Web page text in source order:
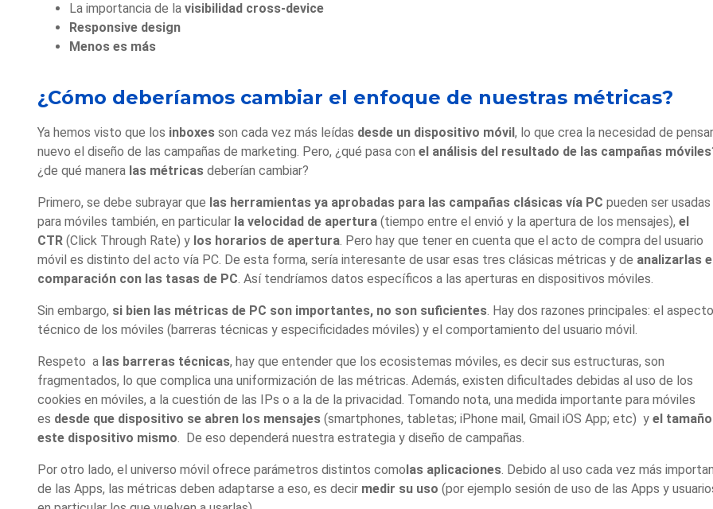
La importancia de la visibilidad cross-device
Responsive design
Menos es más
¿Cómo deberíamos cambiar el enfoque de nuestras métricas?
Ya hemos visto que los inboxes son cada vez más leídas desde un dispositivo móvil, lo que crea la necesidad de
nuevo el diseño de las campañas de marketing. Pero, ¿qué pasa con el análisis del resultado de las campañas móviles
¿de qué manera las métricas deberían cambiar?
Primero, se debe subrayar que las herramientas ya aprobadas para las campañas clásicas vía PC pueden ser usadas
para móviles también, en particular la velocidad de apertura (tiempo entre el envió y la apertura de los mensajes), el
CTR (Click Through Rate) y los horarios de apertura. Pero hay que tener en cuenta que el acto de compra del usuario
móvil es distinto del acto vía PC. De esta forma, sería interesante de usar esas tres clásicas métricas y de analizarlas
comparación con las tasas de PC. Así tendríamos datos específicos a las aperturas en dispositivos móviles.
Sin embargo, si bien las métricas de PC son importantes, no son suficientes. Hay dos razones principales: el aspecto
técnico de los móviles (barreras técnicas y especificidades móviles) y el comportamiento del usuario móvil.
Respeto a las barreras técnicas, hay que entender que los ecosistemas móviles, es decir sus estructuras, son
fragmentados, lo que complica una uniformización de las métricas. Además, existen dificultades debidas al uso de los
cookies en móviles, a la cuestión de las IPs o a la de la privacidad. Tomando nota, una medida importante para móviles
es desde que dispositivo se abren los mensajes (smartphones, tabletas; iPhone mail, Gmail iOS App; etc) y el
este dispositivo mismo. De eso dependerá nuestra estrategia y diseño de campañas.
Por otro lado, el universo móvil ofrece parámetros distintos comolas aplicaciones. Debido al uso cada vez más
de las Apps, las métricas deben adaptarse a eso, es decir medir su uso (por ejemplo sesión de uso de las Apps y